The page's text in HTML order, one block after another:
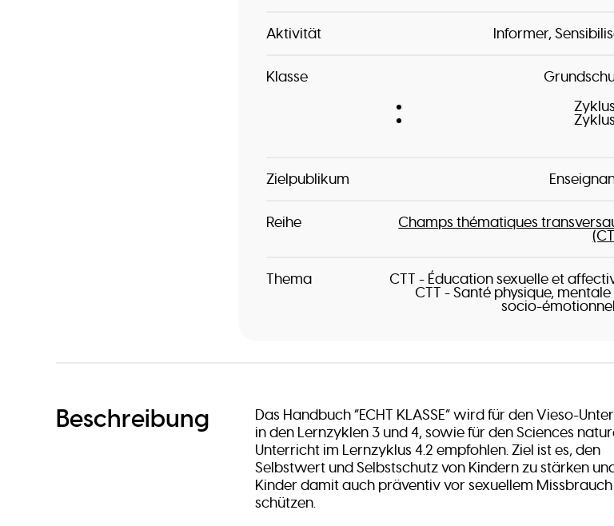
Aktivität Informer
Klasse
Zielpublikum
Reihe Champs thématiques
Thema CTT - Éducation sexuelle et
CTT - Santé physique,
socio-
Beschreibung
Das Handbuch “ECHT KLASSE” wird für den Vieso-
in den Lernzyklen 3 und 4, sowie für den Sciences
Unterricht im Lernzyklus 4.2 empfohlen. Ziel ist es, den
Selbstwert und Selbstschutz von Kindern zu stärken
Kinder damit auch präventiv vor sexuellem
schützen.